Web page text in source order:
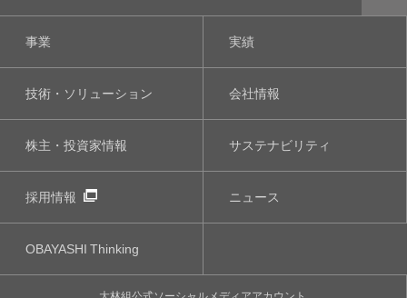
事業 実績
技術・ソリューション 会社情報
株主・投資家情報 サステナビリティ
採用情報 ニュース
OBAYASHIThinking